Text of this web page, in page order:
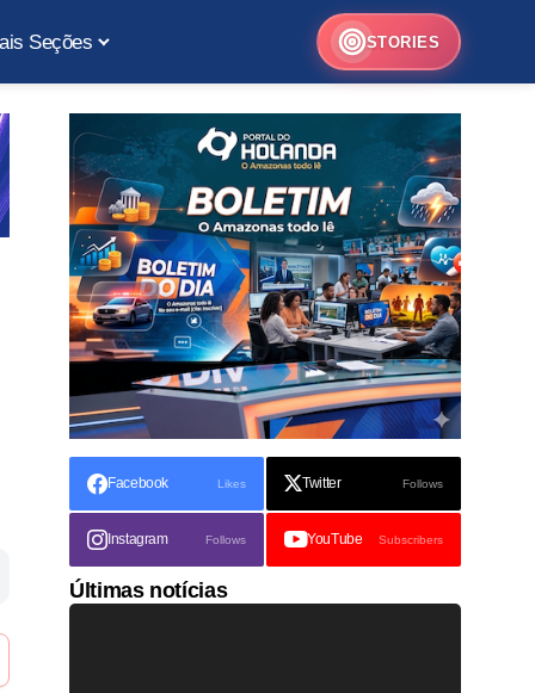
Seções STORIES
Facebook Likes Twitter Follows
Instagram Follows YouTube Subscribers
Últimas notícias